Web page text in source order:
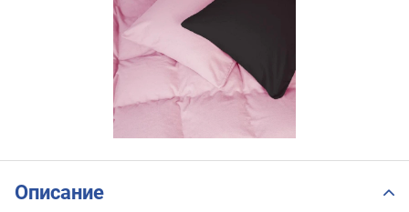
Описание